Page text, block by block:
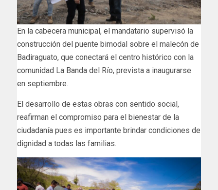
En la cabecera municipal, el mandatario supervisó la
construcción del puente bimodal sobre el malecón de
Badiraguato, que conectará el centro histórico con la
comunidad La Banda del Río, prevista a inaugurarse
en septiembre.
El desarrollo de estas obras con sentido social,
reafirman el compromiso para el bienestar de la
ciudadanía pues es importante brindar condiciones de
dignidad a todas las familias.